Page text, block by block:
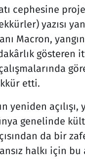
cephesine
yazısı
Macron, yangın
gösteren
etti.
yeniden açılışı,
genelinde
da bir
halkı için